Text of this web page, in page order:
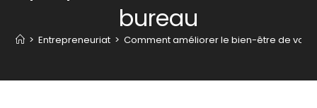
bureau
> Entrepreneuriat > Comment améliorer le bien-être de vos